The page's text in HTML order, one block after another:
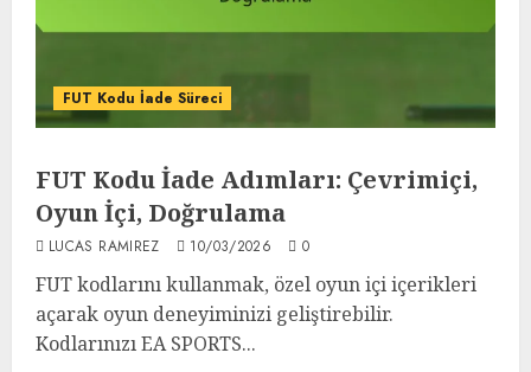
FUT Kodu İade Süreci
FUT Kodu İade Adımları: Çevrimiçi,
Oyun İçi, Doğrulama
LUCAS RAMIREZ 10/03/2026 0
FUT kodlarını kullanmak, özel oyun içi içerikleri
açarak oyun deneyiminizi geliştirebilir.
Kodlarınızı EA SPORTS...